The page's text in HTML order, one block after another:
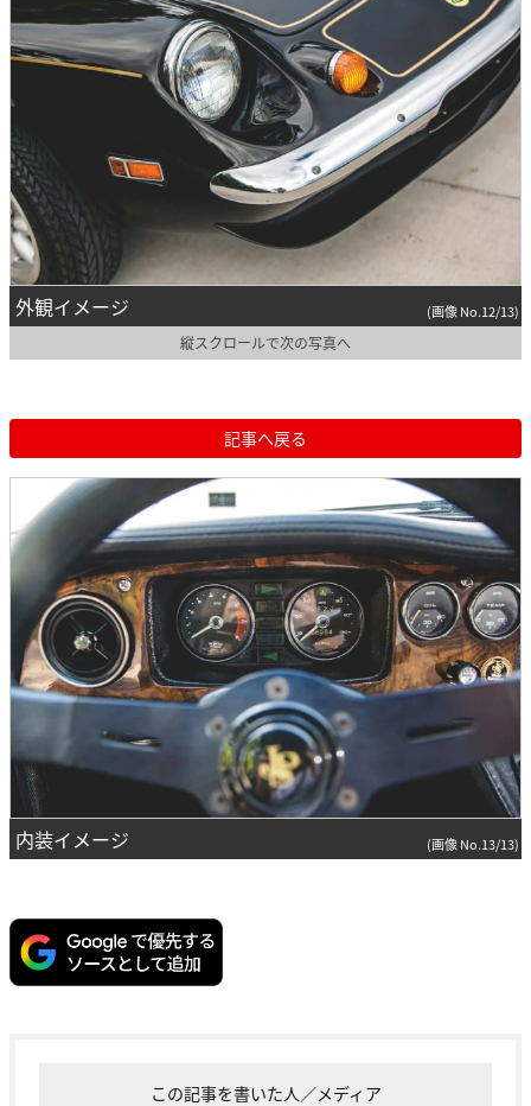
外観イメージ (画像 No.12/13)
縦スクロールで次の写真へ
記事へ戻る
内装イメージ (画像 No.13/13)
この記事を書いた人／メディア